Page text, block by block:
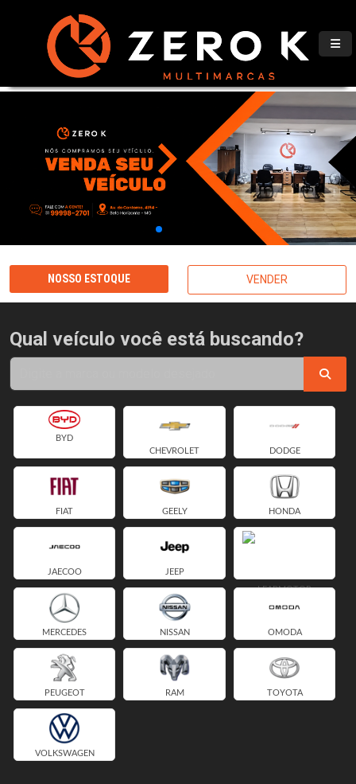
NOSSO ESTOQUE VENDER
Qual veículo você está buscando?
BYD
CHEVROLET
DODGE
FIAT GEELY HONDA
JAECOO
JEEP
LEAPMOTOR
MERCEDES NISSAN OMODA
PEUGEOT RAM TOYOTA
VOLKSWAGEN